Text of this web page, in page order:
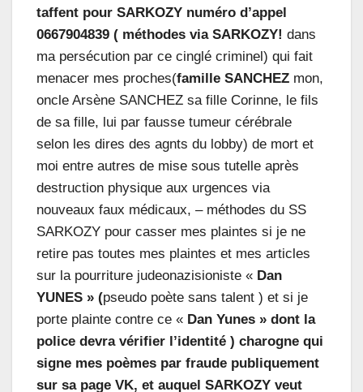
taffent pour SARKOZY numéro d’appel
0667904839 ( méthodes via SARKOZY! dans
ma persécution par ce cinglé criminel) qui fait
menacer mes proches(famille SANCHEZ mon,
oncle Arsène SANCHEZ sa fille Corinne, le fils
de sa fille, lui par fausse tumeur cérébrale
selon les dires des agnts du lobby) de mort et
moi entre autres de mise sous tutelle après
destruction physique aux urgences via
nouveaux faux médicaux, – méthodes du SS
SARKOZY pour casser mes plaintes si je ne
retire pas toutes mes plaintes et mes articles
sur la pourriture judeonazisioniste « Dan
YUNES » (pseudo poète sans talent ) et si je
porte plainte contre ce « Dan Yunes » dont la
police devra vérifier l’identité ) charogne qui
signe mes poèmes par fraude publiquement
sur sa page VK, et auquel SARKOZY veut